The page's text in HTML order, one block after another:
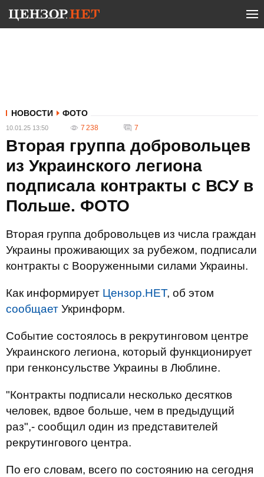
НОВОСТИ ФОТО
10.01.25 13:50 7 238 7
Вторая группа добровольцев
из Украинского легиона
подписала контракты с ВСУ в
Польше. ФОТО
Вторая группа добровольцев из числа граждан
Украины проживающих за рубежом, подписали
контракты с Вооруженными силами Украины.
Как информирует Цензор.НЕТ, об этом
сообщает Укринформ.
Событие состоялось в рекрутинговом центре
Украинского легиона, который функционирует
при генконсульстве Украины в Люблине.
"Контракты подписали несколько десятков
человек, вдвое больше, чем в предыдущий
раз",- сообщил один из представителей
рекрутингового центра.
По его словам, всего по состоянию на сегодня